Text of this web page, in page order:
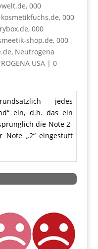
, 000
, 000
, 000
shop.de, 000
, Neutrogena
USA| 0
jedes
ein, d.h. das ein
die Note 2-
Note „2“ eingestuft